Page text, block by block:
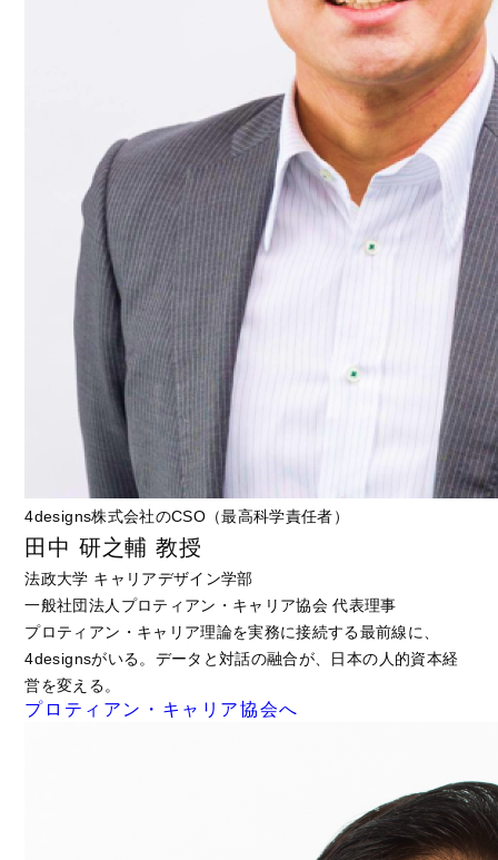
4designs株式会社のCSO（最高科学責任者）
田中 研之輔 教授
法政大学 キャリアデザイン学部
一般社団法人プロティアン・キャリア協会 代表理事
プロティアン・キャリア理論を実務に接続する最前線に、
4designsがいる。データと対話の融合が、日本の人的資本経
営を変える。
プロティアン・キャリア協会へ